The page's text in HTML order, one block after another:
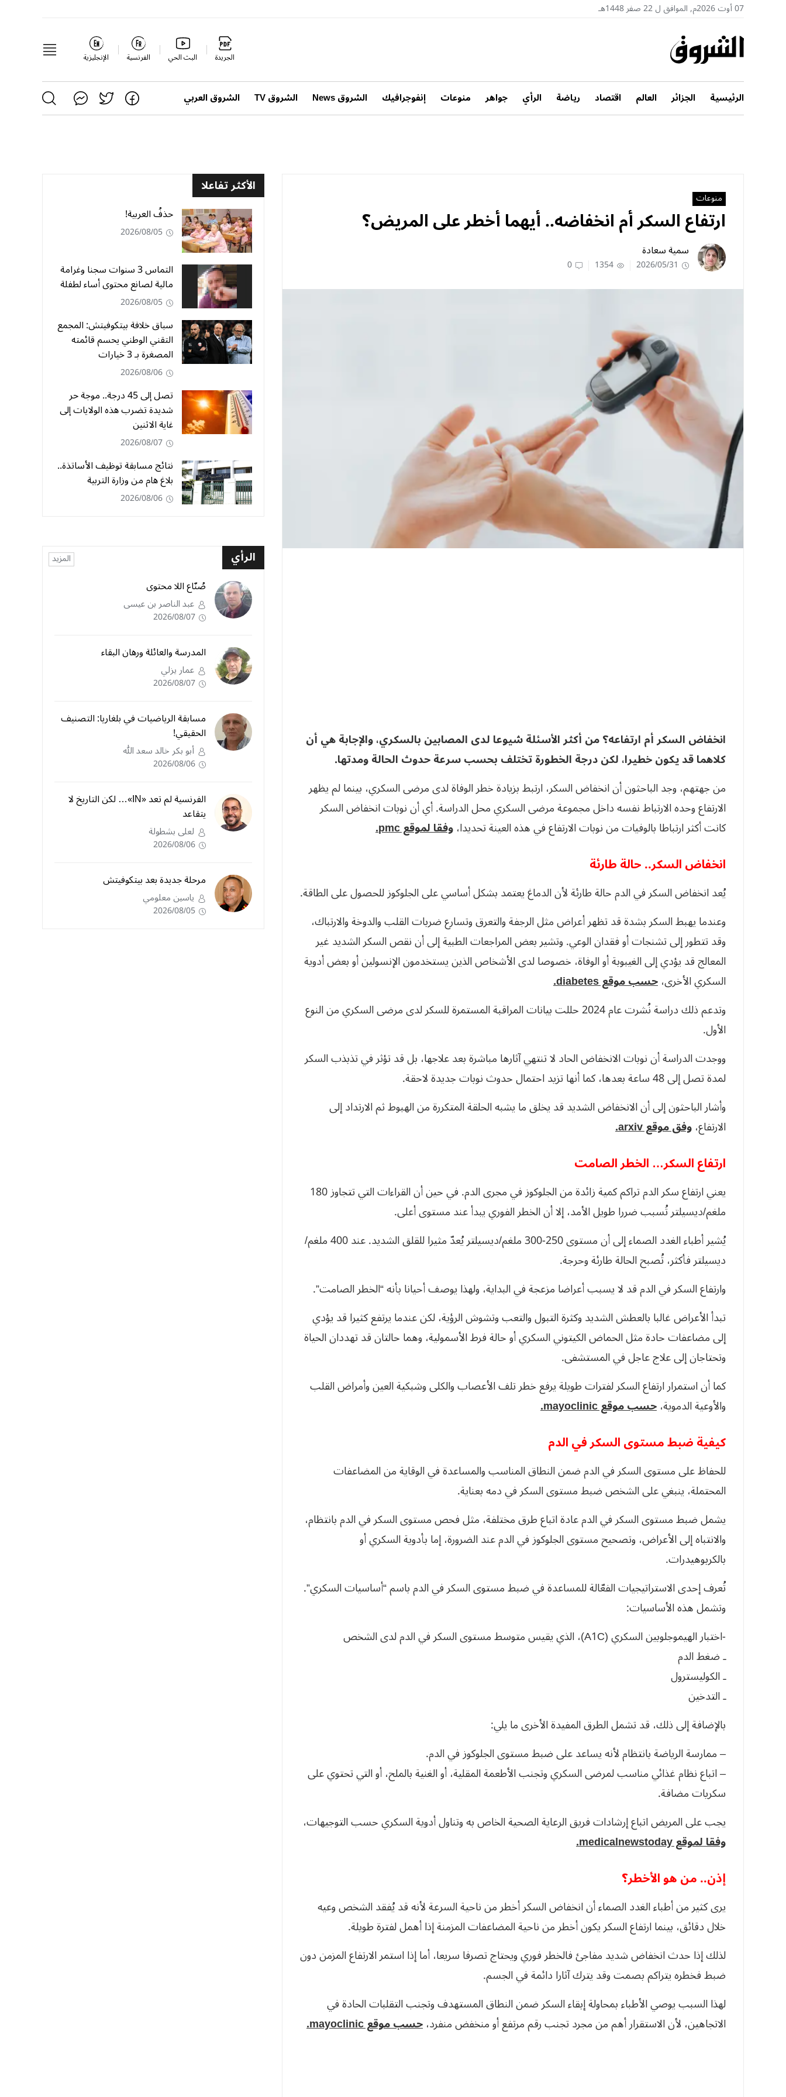
07 أوت 2026م, الموافق ل 22 صفر 1448هـ
الجريدة البث الحي الفرنسية الإنجليزية
الرئيسية الجزائر العالم اقتصاد رياضة الرأي جواهر منوعات إنفوجرافيك الشروق News الشروق TV الشروق العربي
منوعات
ارتفاع السكر أم انخفاضه.. أيهما أخطر على المريض؟
سمية سعادة
2026/05/31
1354
0
انخفاض السكر أم ارتفاعه؟ من أكثر الأسئلة شيوعا لدى المصابين بالسكري، والإجابة هي أن
كلاهما قد يكون خطيرا، لكن درجة الخطورة تختلف بحسب سرعة حدوث الحالة ومدتها.
من جهتهم، وجد الباحثون أن انخفاض السكر، ارتبط بزيادة خطر الوفاة لدى مرضى السكري، بينما لم يظهر
الارتفاع وحده الارتباط نفسه داخل مجموعة مرضى السكري محل الدراسة. أي أن نوبات انخفاض السكر
كانت أكثر ارتباطا بالوفيات من نوبات الارتفاع في هذه العينة تحديدا،وفقا لموقع pmc.
انخفاض السكر.. حالة طارئة
يُعد انخفاض السكر في الدم حالة طارئة لأن الدماغ يعتمد بشكل أساسي على الجلوكوز للحصول على الطاقة.
وعندما يهبط السكر بشدة قد تظهر أعراض مثل الرجفة والتعرق وتسارع ضربات القلب والدوخة والارتباك،
وقد تتطور إلى تشنجات أو فقدان الوعي. وتشير بعض المراجعات الطبية إلى أن نقص السكر الشديد غير
المعالج قد يؤدي إلى الغيبوبة أو الوفاة، خصوصا لدى الأشخاص الذين يستخدمون الإنسولين أو بعض أدوية
السكري الأخرى،حسب موقع diabetes.
وتدعم ذلك دراسة نُشرت عام 2024 حللت بيانات المراقبة المستمرة للسكر لدى مرضى السكري من النوع
الأول.
ووجدت الدراسة أن نوبات الانخفاض الحاد لا تنتهي آثارها مباشرة بعد علاجها، بل قد تؤثر في تذبذب السكر
لمدة تصل إلى 48 ساعة بعدها، كما أنها تزيد احتمال حدوث نوبات جديدة لاحقة.
وأشار الباحثون إلى أن الانخفاض الشديد قد يخلق ما يشبه الحلقة المتكررة من الهبوط ثم الارتداد إلى
الارتفاع،وفق موقع arxiv.
ارتفاع السكر… الخطر الصامت
يعني ارتفاع سكر الدم تراكم كمية زائدة من الجلوكوز في مجرى الدم. في حين أن القراءات التي تتجاوز 180
ملغم/ديسيلتر تُسبب ضررا طويل الأمد، إلا أن الخطر الفوري يبدأ عند مستوى أعلى.
يُشير أطباء الغدد الصماء إلى أن مستوى 250-300 ملغم/ديسيلتر يُعدّ مثيرا للقلق الشديد. عند 400 ملغم/
ديسيلتر فأكثر، تُصبح الحالة طارئة وحرجة.
وارتفاع السكر في الدم قد لا يسبب أعراضا مزعجة في البداية، ولهذا يوصف أحيانا بأنه “الخطر الصامت”.
تبدأ الأعراض غالبا بالعطش الشديد وكثرة التبول والتعب وتشوش الرؤية، لكن عندما يرتفع كثيرا قد يؤدي
إلى مضاعفات حادة مثل الحماض الكيتوني السكري أو حالة فرط الأسمولية، وهما حالتان قد تهددان الحياة
وتحتاجان إلى علاج عاجل في المستشفى.
كما أن استمرار ارتفاع السكر لفترات طويلة يرفع خطر تلف الأعصاب والكلى وشبكية العين وأمراض القلب
والأوعية الدموية،حسب موقع mayoclinic.
كيفية ضبط مستوى السكر في الدم
للحفاظ على مستوى السكر في الدم ضمن النطاق المناسب والمساعدة في الوقاية من المضاعفات
المحتملة، ينبغي على الشخص ضبط مستوى السكر في دمه بعناية.
يشمل ضبط مستوى السكر في الدم عادة اتباع طرق مختلفة، مثل فحص مستوى السكر في الدم بانتظام،
والانتباه إلى الأعراض، وتصحيح مستوى الجلوكوز في الدم عند الضرورة، إما بأدوية السكري أو
بالكربوهيدرات.
تُعرف إحدى الاستراتيجيات الفعّالة للمساعدة في ضبط مستوى السكر في الدم باسم “أساسيات السكري”.
وتشمل هذه الأساسيات:
-اختبار الهيموجلوبين السكري (A1C)، الذي يقيس متوسط مستوى السكر في الدم لدى الشخص
ـ ضغط الدم
ـ الكوليسترول
ـ التدخين
بالإضافة إلى ذلك، قد تشمل الطرق المفيدة الأخرى ما يلي:
– ممارسة الرياضة بانتظام لأنه يساعد على ضبط مستوى الجلوكوز في الدم.
– اتباع نظام غذائي مناسب لمرضى السكري وتجنب الأطعمة المقلية، أو الغنية بالملح، أو التي تحتوي على
سكريات مضافة.
يجب على المريض اتباع إرشادات فريق الرعاية الصحية الخاص به وتناول أدوية السكري حسب التوجيهات،
وفقا لموقع medicalnewstoday.
إذن.. من هو الأخطر؟
يرى كثير من أطباء الغدد الصماء أن انخفاض السكر أخطر من ناحية السرعة لأنه قد يُفقد الشخص وعيه
خلال دقائق، بينما ارتفاع السكر يكون أخطر من ناحية المضاعفات المزمنة إذا أهمل لفترة طويلة.
لذلك إذا حدث انخفاض شديد مفاجئ فالخطر فوري ويحتاج تصرفا سريعا، أما إذا استمر الارتفاع المزمن دون
ضبط فخطره يتراكم بصمت وقد يترك آثارا دائمة في الجسم.
لهذا السبب يوصي الأطباء بمحاولة إبقاء السكر ضمن النطاق المستهدف وتجنب التقلبات الحادة في
الاتجاهين، لأن الاستقرار أهم من مجرد تجنب رقم مرتفع أو منخفض منفرد،حسب موقع mayoclinic.
الأكثر تفاعلا
حذفُ العربية!
2026/08/05
التماس 3 سنوات سجنا وغرامة
مالية لصانع محتوى أساء لطفلة
2026/08/05
سباق خلافة بيتكوفيتش: المجمع
التقني الوطني يحسم قائمته
المصغرة بـ 3 خيارات
2026/08/06
تصل إلى 45 درجة.. موجة حر
شديدة تضرب هذه الولايات إلى
غاية الاثنين
2026/08/07
نتائج مسابقة توظيف الأساتذة..
بلاغ هام من وزارة التربية
2026/08/06
الرأي المزيد
صُنّاع اللا محتوى
عبد الناصر بن عيسى
2026/08/07
المدرسة والعائلة ورهان البقاء
عمار يزلي
2026/08/07
مسابقة الرياضيات في بلغاريا: التصنيف
الحقيقي!
أبو بكر خالد سعد الله
2026/08/06
الفرنسية لم تعد «IN»… لكن التاريخ لا
يتقاعد
لعلى بشطولة
2026/08/06
مرحلة جديدة بعد بيتكوفيتش
ياسين معلومي
2026/08/05